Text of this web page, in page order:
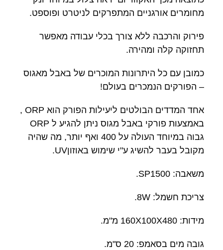
מחומרים אורגניים המתפרקים לניטרט ופוספט.
פירוק והרכבה ללא צורך בכלי עבודה מאפשר
תחזוקה קלה ומהירה.
כמובן עם כל היתרונות המוכרים של באבל מאגוס
– הפורקים הנמכרים בעולם!
אחד המדדים הבולטים ליעילות הפורק הוא ORP ,
באמצעות פורקי באבל מגוס ניתן להגיע ל ORP
גבוה במיוחד העולה על 400 ואף יותר, מה שהיה
מקובל בעבר להשיג ע"י שימוש באוזוןUV.
משאבה: SP1500.
צריכת חשמל: 8W.
מידות: 160X100X480 מ"מ.
גובה מים בסאמפ: 20 ס"מ.